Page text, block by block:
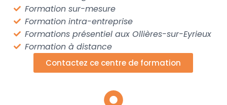
Formation sur-mesure
Formation intra-entreprise
Formations présentiel aux Ollières-sur-Eyrieux
Formation à distance
Contactez ce centre de formation